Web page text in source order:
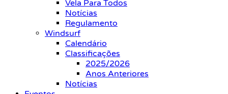
Vela Para Todos
Notícias
Regulamento
Windsurf
Calendário
Classificações
2025/2026
Anos Anteriores
Notícias